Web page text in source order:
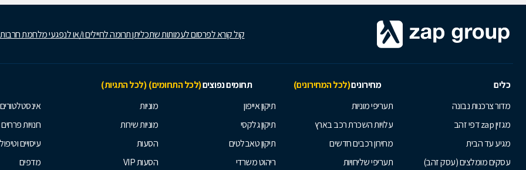
קול קורא לפרסום לעמותות שתכליתן תרומה לחיילים ו/או לנפגעי מלחמת
כלים מחירונים(לכל המחירונים) תחומים נפוצים(לכל התחומים) (לכל התגיות)
מדור צרכנות נבונה
מגזין zap דפי זהב
מגיע עד הבית
עסקים מומלצים (עסק זהב)
תעריפי מוניות
עלויות השכרת רכב בארץ
מחירון רכבים חדשים
תעריפי שליחויות
תיקון אייפון
תיקון גלקסי
תיקון טאבלטים
ריהוט משרדי
מוניות
מוניות שירות
הסעות
הסעות VIP
אינסטלטורים
חנויות פרחים
עיסויים
מדפים